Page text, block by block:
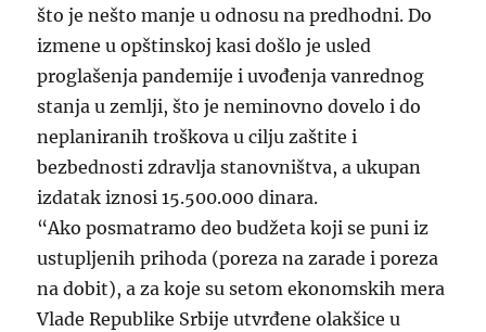
što je nešto manje u odnosu na predhodni. Do
izmene u opštinskoj kasi došlo je usled
proglašenja pandemije i uvođenja vanrednog
stanja u zemlji, što je neminovno dovelo i do
neplaniranih troškova u cilju zaštite i
bezbednosti zdravlja stanovništva, a ukupan
izdatak iznosi 15.500.000 dinara.
“Ako posmatramo deo budžeta koji se puni iz
ustupljenih prihoda (poreza na zarade i poreza
na dobit), a za koje su setom ekonomskih mera
Vlade Republike Srbije utvrđene olakšice u